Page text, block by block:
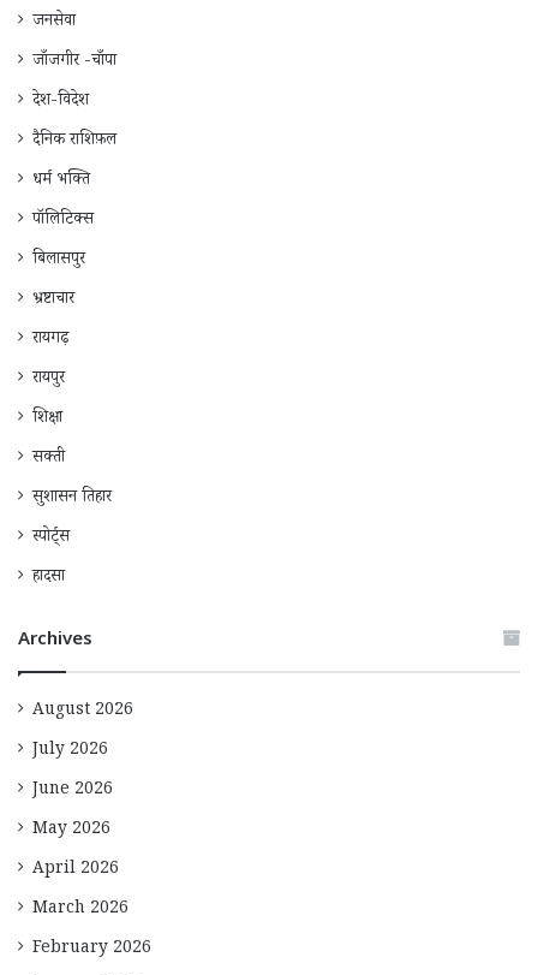
जनसेवा
जाँजगीर -चाँपा
देश-विदेश
दैनिक राशिफ़ल
धर्म भक्ति
पॉलिटिक्स
बिलासपुर
भ्रष्टाचार
रायगढ़
रायपुर
शिक्षा
सक्ती
सुशासन तिहार
स्पोर्ट्स
हादसा
Archives
August 2026
July 2026
June 2026
May 2026
April 2026
March 2026
February 2026